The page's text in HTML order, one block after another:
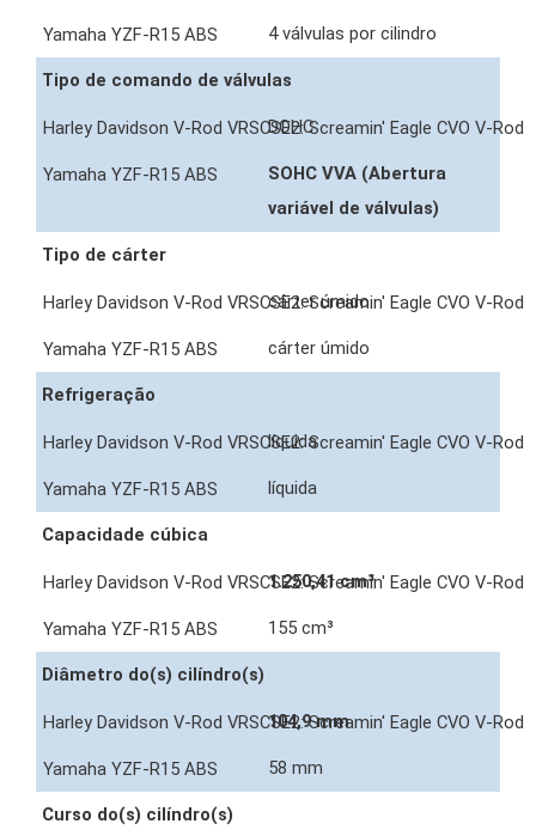
4 válvulas por cilindro
Tipo de comando de válvulas
DOHC
SOHC VVA (Abertura
variável de válvulas)
Tipo de cárter
cárter úmido
cárter úmido
Refrigeração
líquida
líquida
Capacidade cúbica
1.250,41 cm³
155 cm³
Diâmetro do(s) cilíndro(s)
104,9 mm
58 mm
Curso do(s) cilíndro(s)